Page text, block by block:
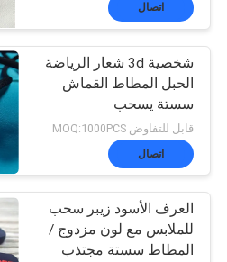
اتصل
أخبار
جميع
القضايا
اتصال
شخصية 3d شعار الرياضة
الحبل المطاط القماش
سستة يسحب
قابل للتفاوض MOQ:1000PCS
اتصال
العرف الأسود زيبر سحب
للملابس مع لون مزدوج /
المطاط سستة مجتذب